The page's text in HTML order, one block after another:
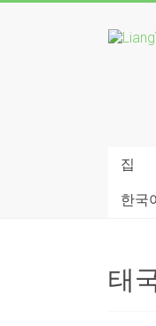
집
한국
태